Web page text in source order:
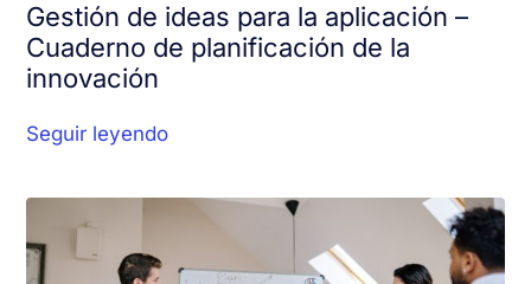
Gestión de ideas para la aplicación –
Cuaderno de planificación de la
innovación
Seguir leyendo